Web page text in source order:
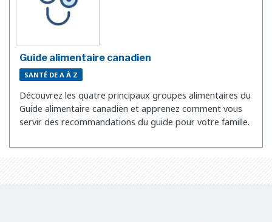
Guide alimentaire canadien
SANTÉ DE A À Z
Découvrez les quatre principaux groupes alimentaires du
Guide alimentaire canadien et apprenez comment vous
servir des recommandations du guide pour votre famille.